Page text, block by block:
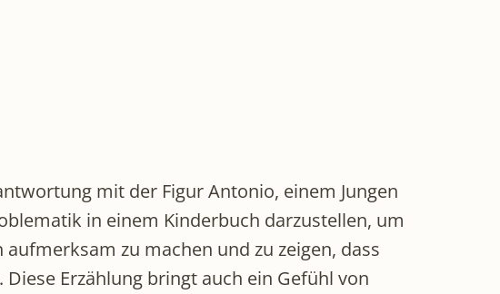
mit der Figur Antonio, einem Jungen
in einem Kinderbuch darzustellen, um
zu machen und zu zeigen, dass
Erzählung bringt auch ein Gefühl von